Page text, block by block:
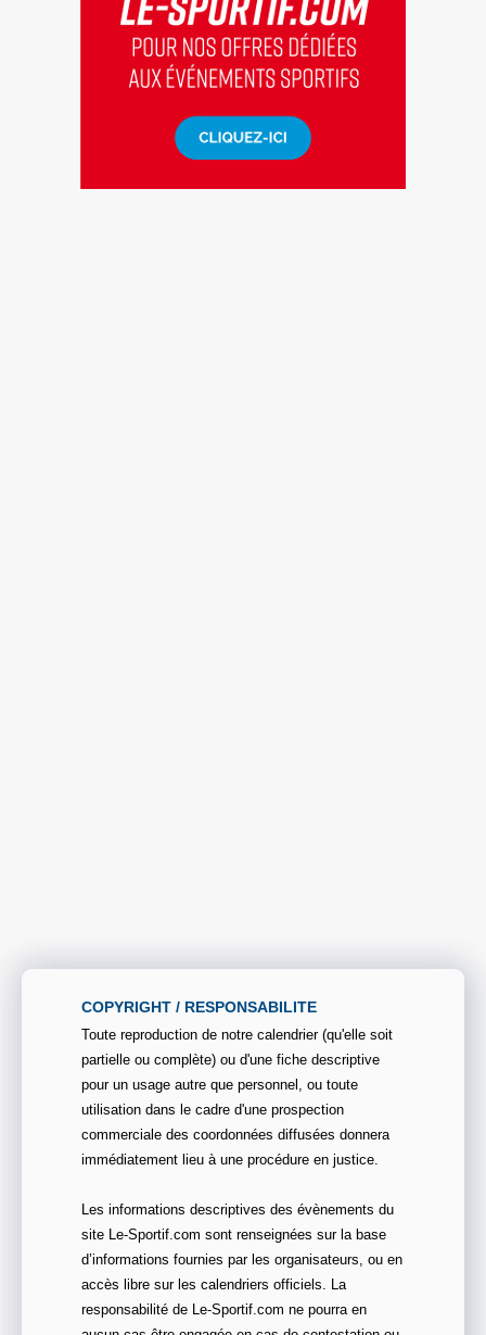
COPYRIGHT / RESPONSABILITE
Toute reproduction de notre calendrier (qu'elle soit
partielle ou complète) ou d'une fiche descriptive
pour un usage autre que personnel, ou toute
utilisation dans le cadre d'une prospection
commerciale des coordonnées diffusées donnera
immédiatement lieu à une procédure en justice.
Les informations descriptives des évènements du
site Le-Sportif.com sont renseignées sur la base
d’informations fournies par les organisateurs, ou en
accès libre sur les calendriers officiels. La
responsabilité de Le-Sportif.com ne pourra en